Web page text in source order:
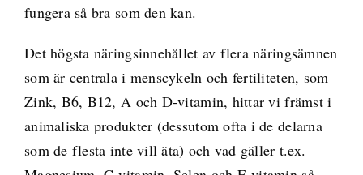
fungera så bra som den kan.
Det högsta näringsinnehållet av flera näringsämnen
som är centrala i menscykeln och fertiliteten, som
Zink, B6, B12, A och D-vitamin, hittar vi främst i
animaliska produkter (dessutom ofta i de delarna
som de flesta inte vill äta) och vad gäller t.ex.